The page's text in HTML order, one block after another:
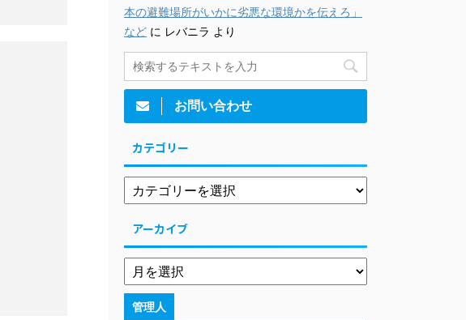
本の避難場所がいかに劣悪な環境かを伝えろ」
など に レバニラ より
お問い合わせ
カテゴリー
アーカイブ
管理人